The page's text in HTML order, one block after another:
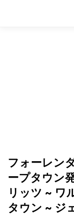
フォーレン
ープタウン
リッツ ~ ワ
タウン ~ ジ